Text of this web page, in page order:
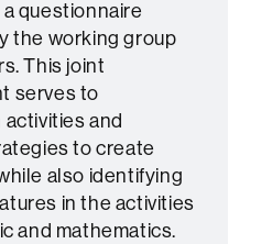
questionnaire
the working group
This joint
serves to
and
to create
also identifying
in the activities
and mathematics.